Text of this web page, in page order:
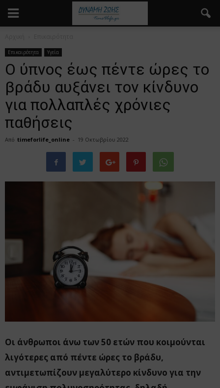
Επικαιρότητα Υγεία
Ο ύπνος έως πέντε ώρες το
βράδυ αυξάνει τον κίνδυνο
για πολλαπλές χρόνιες
παθήσεις
Από timeforlife_online - 19 Οκτωβρίου 2022
Οι άνθρωποι άνω των 50 ετών που κοιμούνται
λιγότερες από πέντε ώρες το βράδυ,
αντιμετωπίζουν μεγαλύτερο κίνδυνο για την